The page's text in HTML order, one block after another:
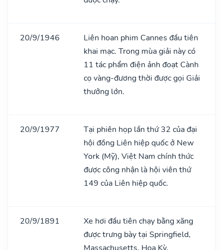
20/9/1946
Liên hoan phim Cannes đầu tiên
khai mạc. Trong mùa giải này có
11 tác phẩm điện ảnh đoạt Cành
cọ vàng-đương thời được gọi Giải
thưởng lớn.
20/9/1977
Tại phiên họp lần thứ 32 của đại
hội đồng Liên hiệp quốc ở New
York (Mỹ), Việt Nam chính thức
được công nhận là hội viên thứ
149 của Liên hiệp quốc.
20/9/1891
Xe hơi đầu tiên chạy bằng xăng
được trưng bày tại Springfield,